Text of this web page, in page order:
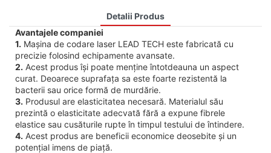
Detalii Produs
Avantajele companiei
1. Mașina de codare laser LEAD TECH este fabricată cu
precizie folosind echipamente avansate.
2. Acest produs își poate menține întotdeauna un aspect
curat. Deoarece suprafața sa este foarte rezistentă la
bacterii sau orice formă de murdărie.
3. Produsul are elasticitatea necesară. Materialul său
prezintă o elasticitate adecvată fără a expune fibrele
elastice sau cusăturile rupte în timpul testului de întindere.
4. Acest produs are beneficii economice deosebite și un
potențial imens de piață.